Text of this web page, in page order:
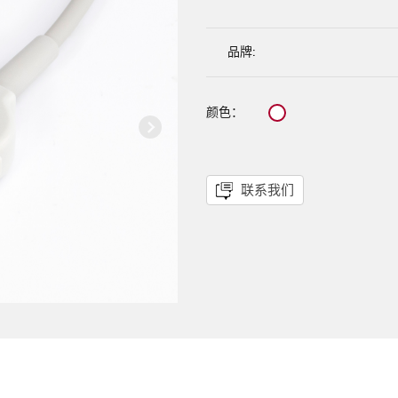
品牌:
颜色：
联系我们